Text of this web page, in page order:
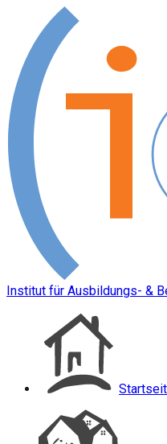
Institut für Ausbildungs- &